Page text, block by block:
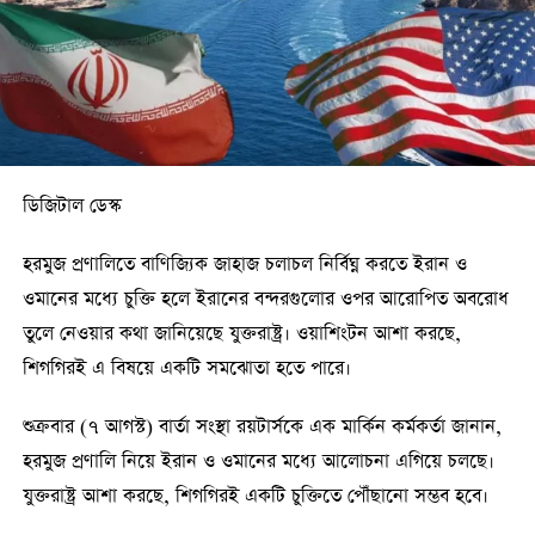
ডিজিটাল ডেস্ক
হরমুজ প্রণালিতে বাণিজ্যিক জাহাজ চলাচল নির্বিঘ্ন করতে ইরান ও
ওমানের মধ্যে চুক্তি হলে ইরানের বন্দরগুলোর ওপর আরোপিত অবরোধ
তুলে নেওয়ার কথা জানিয়েছে যুক্তরাষ্ট্র। ওয়াশিংটন আশা করছে,
শিগগিরই এ বিষয়ে একটি সমঝোতা হতে পারে।
শুক্রবার (৭ আগস্ট) বার্তা সংস্থা রয়টার্সকে এক মার্কিন কর্মকর্তা জানান,
হরমুজ প্রণালি নিয়ে ইরান ও ওমানের মধ্যে আলোচনা এগিয়ে চলছে।
যুক্তরাষ্ট্র আশা করছে, শিগগিরই একটি চুক্তিতে পৌঁছানো সম্ভব হবে।